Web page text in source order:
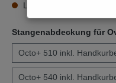
Lieferzeit 15 bis 17
Stangenabdeckung für
Octo+ 510 inkl.
Octo+ 540 inkl.